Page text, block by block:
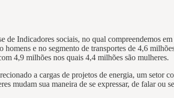
Indicadores sociais, no qual compreendemos
e no segmento de transportes de 4,6
4,9 milhões nos quais 4,4 milhões são
a cargas de projetos de energia, um setor
mudam sua maneira de se expressar, de falar ou